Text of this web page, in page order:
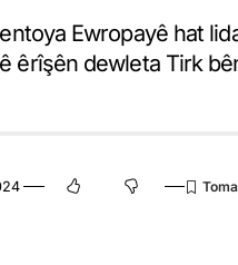
Ewropayê hat
êrîşên dewleta Tirk